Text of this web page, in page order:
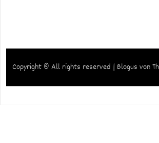
Copyright © All rights reserved | Blogus von